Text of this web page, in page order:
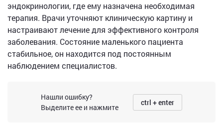
эндокринологии, где ему назначена необходимая
терапия. Врачи уточняют клиническую картину и
настраивают лечение для эффективного контроля
заболевания. Состояние маленького пациента
стабильное, он находится под постоянным
наблюдением специалистов.
Нашли ошибку?
Выделите ее и нажмите
ctrl + enter